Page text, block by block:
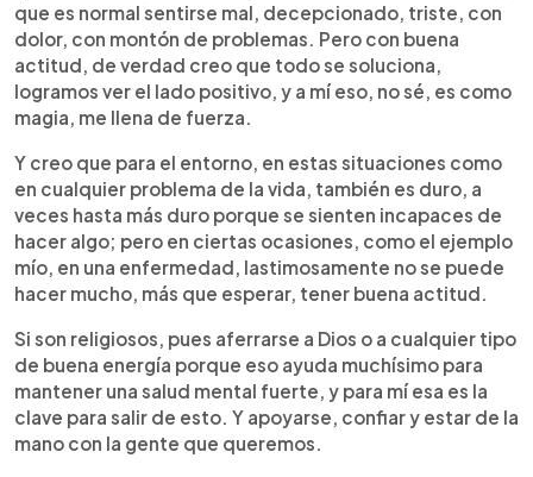
que es normal sentirse mal, decepcionado, triste, con
dolor, con montón de problemas. Pero con buena
actitud, de verdad creo que todo se soluciona,
logramos ver el lado positivo, y a mí eso, no sé, es como
magia, me llena de fuerza.
Y creo que para el entorno, en estas situaciones como
en cualquier problema de la vida, también es duro, a
veces hasta más duro porque se sienten incapaces de
hacer algo; pero en ciertas ocasiones, como el ejemplo
mío, en una enfermedad, lastimosamente no se puede
hacer mucho, más que esperar, tener buena actitud.
Si son religiosos, pues aferrarse a Dios o a cualquier tipo
de buena energía porque eso ayuda muchísimo para
mantener una salud mental fuerte, y para mí esa es la
clave para salir de esto. Y apoyarse, confiar y estar de la
mano con la gente que queremos.